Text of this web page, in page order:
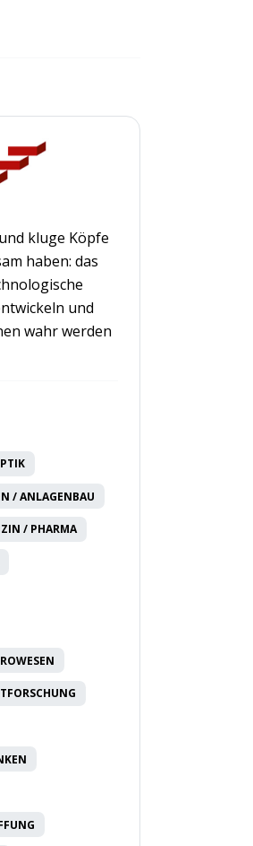
kluge Köpfe
haben: das
und
wahr werden
/ ANLAGENBAU
/ PHARMA